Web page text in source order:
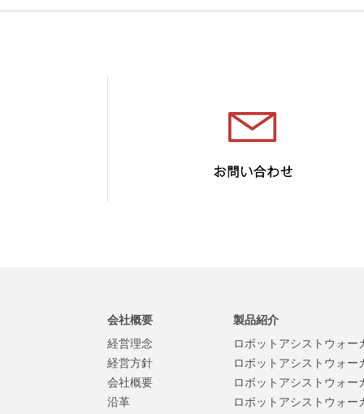
会社概要
経営理念
経営方針
会社概要
沿革
製品紹介
ロボットアシストウォー
ロボットアシストウォー
ロボットアシストウォー
ロボットアシストウォー